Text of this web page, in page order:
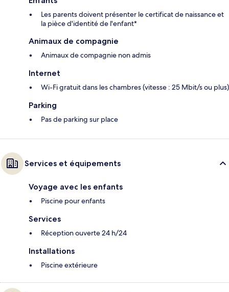
Les parents doivent présenter le certificat de naissance et
la pièce d'identité de l'enfant*
Animaux de compagnie
Animaux de compagnie non admis
Internet
Wi-Fi gratuit dans les chambres (vitesse : 25 Mbit/s ou plus)
Parking
Pas de parking sur place
Services et équipements
Voyage avec les enfants
Piscine pour enfants
Services
Réception ouverte 24 h/24
Installations
Piscine extérieure